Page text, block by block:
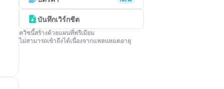
บันทึกเวิร์กชีต
ควิซนี้สร้างด้วยแผนที่พรีเมียม
ไม่สามารถเข้าถึงได้เนื่องจากแพลนหมดอายุ